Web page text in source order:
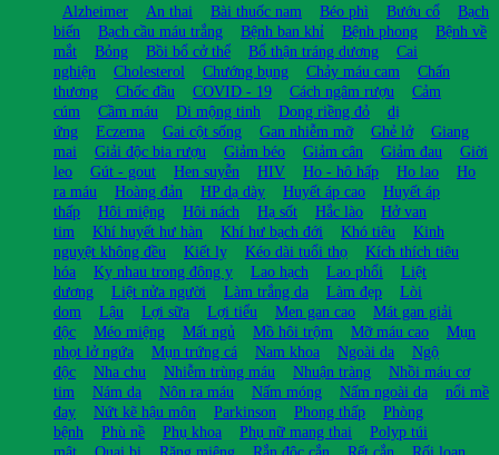
Alzheimer An thai Bài thuốc nam Béo phì Bướu cổ
Bạch
biến
Bạch cầu máu trắng Bệnh ban khỉ Bệnh phong
Bệnh về
mắt
Bỏng Bồi bổ cở thể Bổ thận tráng dương
Cai
nghiện
Cholesterol Chướng bụng Chảy máu cam
Chấn
thương
Chốc đầu COVID - 19 Cách ngâm rượu
Cảm
cúm
Cầm máu Di mộng tinh Dong riềng đỏ
dị
ứng
Eczema Gai cột sống Gan nhiễm mỡ Ghẻ lở
Giang
mai
Giải độc bia rượu Giảm béo Giảm cân Giảm đau
Giời
leo
Gút - gout Hen suyễn HIV Ho - hô hấp Ho lao
Ho
ra máu
Hoàng đản HP dạ dày Huyết áp cao
Huyết áp
thấp
Hôi miệng Hôi nách Hạ sốt Hắc lào
Hở van
tim
Khí huyết hư hàn Khí hư bạch đới Khó tiêu
Kinh
nguyệt không đều
Kiết lỵ Kéo dài tuổi thọ
Kích thích tiêu
hóa
Kỵ nhau trong đông y Lao hạch Lao phổi
Liệt
dương
Liệt nửa người Làm trắng da Làm đẹp
Lòi
dom
Lậu Lợi sữa Lợi tiểu Men gan cao
Mát gan giải
độc
Méo miệng Mất ngủ Mồ hôi trộm Mỡ máu cao
Mụn
nhọt lở ngứa
Mụn trứng cá Nam khoa Ngoài da
Ngộ
độc
Nha chu Nhiễm trùng máu Nhuận tràng
Nhồi máu cơ
tim
Nám da Nôn ra máu Nấm móng Nấm ngoài da
nổi mề
đay
Nứt kẽ hậu môn Parkinson Phong thấp
Phòng
bệnh
Phù nề Phụ khoa Phụ nữ mang thai
Polyp túi
mật
Quai bị Răng miệng Rắn độc cắn Rết cắn
Rối loạn